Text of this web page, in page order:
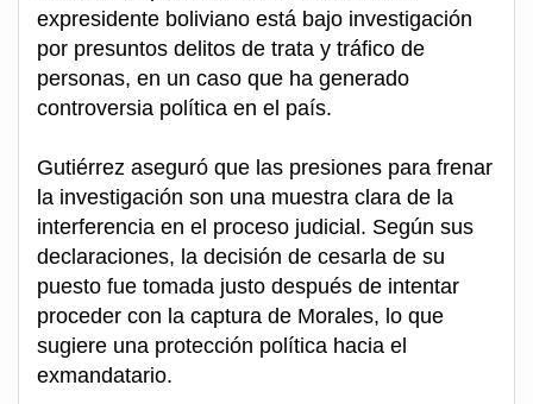
expresidente boliviano está bajo investigación
por presuntos delitos de trata y tráfico de
personas, en un caso que ha generado
controversia política en el país.
Gutiérrez aseguró que las presiones para frenar
la investigación son una muestra clara de la
interferencia en el proceso judicial. Según sus
declaraciones, la decisión de cesarla de su
puesto fue tomada justo después de intentar
proceder con la captura de Morales, lo que
sugiere una protección política hacia el
exmandatario.